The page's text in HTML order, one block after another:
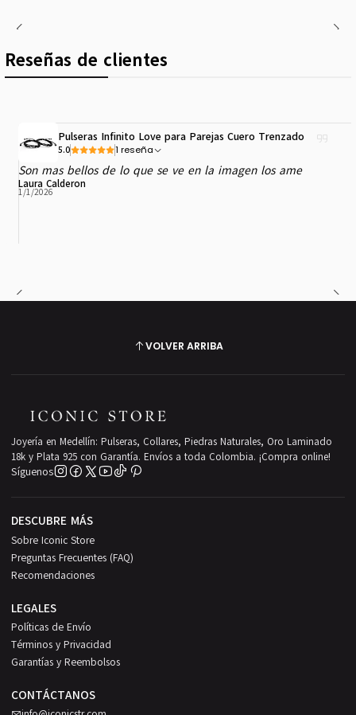
Reseñas de clientes
Pulseras Infinito Love para Parejas Cuero Trenzado
5.0 1 reseña
Son mas bellos de lo que se ve en la imagen los ame
Laura Calderon
1/1/2026
VOLVER ARRIBA
Joyería en Medellín: Pulseras, Collares, Piedras Naturales, Oro Laminado
18k y Plata 925 con Garantía. Envíos a toda Colombia. ¡Compra online!
Síguenos
DESCUBRE MÁS
Sobre Iconic Store
Preguntas Frecuentes (FAQ)
Recomendaciones
LEGALES
Políticas de Envío
Términos y Privacidad
Garantías y Reembolsos
CONTÁCTANOS